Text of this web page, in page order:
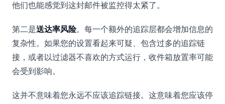
他们也能感觉到这封邮件被监控得太紧了。
第二是送达率风险。每一个额外的追踪层都会增加信息的
复杂性。如果您的设置看起来可疑、包含过多的追踪链
接，或者以过滤器不喜欢的方式运行，收件箱放置率可能
会受到影响。
这并不意味着您永远不应该追踪链接。这意味着您应该停